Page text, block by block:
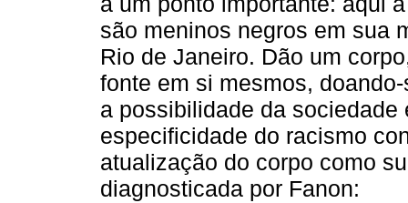
são meninos negros em sua
Rio de Janeiro. Dão um
fonte em si mesmos,
a possibilidade da
especificidade do racismo
atualização do corpo como
diagnosticada por Fanon: